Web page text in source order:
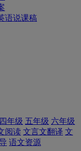
语说课稿
四年级 五年级 六年级
阅读 文言文翻译 文
语文资源